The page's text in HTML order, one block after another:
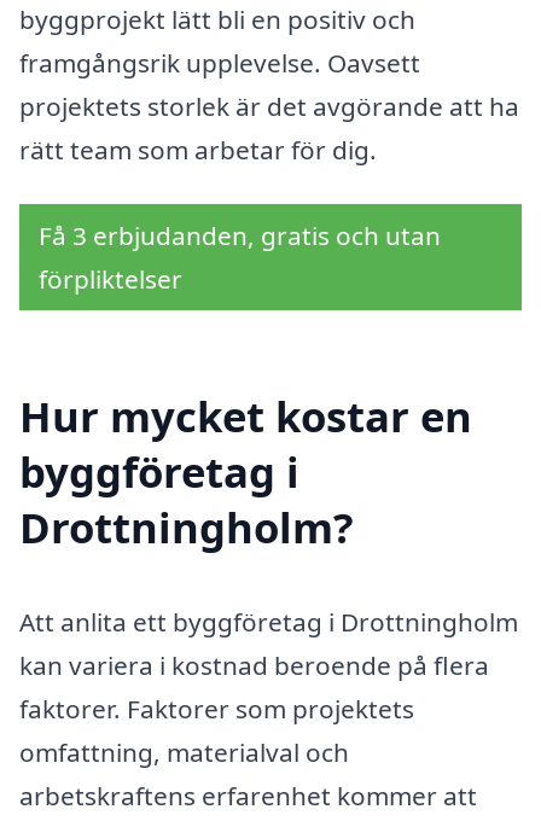
byggprojekt lätt bli en positiv och
framgångsrik upplevelse. Oavsett
projektets storlek är det avgörande att ha
rätt team som arbetar för dig.
Få 3 erbjudanden, gratis och utan
förpliktelser
Hur mycket kostar en
byggföretag i
Drottningholm?
Att anlita ett byggföretag i Drottningholm
kan variera i kostnad beroende på flera
faktorer. Faktorer som projektets
omfattning, materialval och
arbetskraftens erfarenhet kommer att